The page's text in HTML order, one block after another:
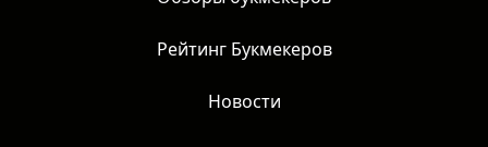
Рейтинг Букмекеров
Новости